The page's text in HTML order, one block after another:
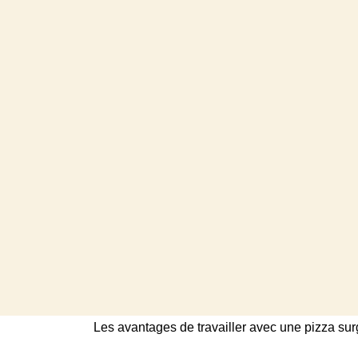
Les avantages de travailler avec une pizza